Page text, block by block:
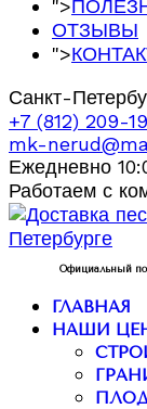
">
ОТЗЫВЫ
">
Санкт-
+7 (812) 209-
mk-
Ежедневно
Работаем с
Официальный
ГЛАВНАЯ
НАШИ